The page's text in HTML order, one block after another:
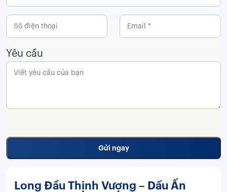
Yêu cầu
Long Đầu Thịnh Vượng – Dấu Ấn